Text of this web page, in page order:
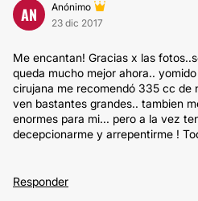
AN
Anónimo
23 dic 2017
Me encantan! Gracias x las
queda mucho mejor ahora..
cirujana me recomendó 335 cc de
ven bastantes grandes.. tambien
enormes para mi... pero a la vez
decepcionarme y arrepentirme !
Responder